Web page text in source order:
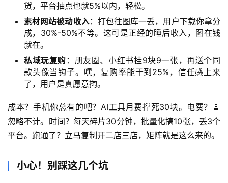
讯
项
货，平台抽点也就5%以内，轻松。
素材网站被动收入：打包往图库一丢，用户下载你拿分
成，30%-50%不等。这可是正经的睡后收入，图在钱
就在。
私域玩复购 ：朋友圈、小红书挂9块9一张，再送个同
款头像当钩子。嘿，复购率能干到25%，信任感上来
了，用户是真愿意掏。
成本？手机你总有的吧？AI工具月费撑死30块。电费？🪫
忽略不计。时间？每天碎片30分钟，批量化搞10张，丢3个
平台。跑通了？立马复制开二店三店，矩阵就是这么来的。
小心！别踩这几个坑